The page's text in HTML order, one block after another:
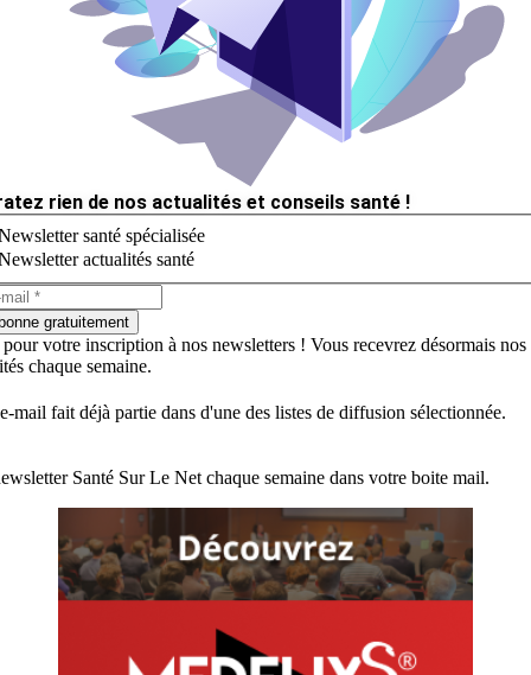
rien de nos actualités et conseils santé !
santé spécialisée
actualités santé
gratuitement
votre inscription à nos newsletters ! Vous recevrez désormais nos
chaque semaine.
mail fait déjà partie dans d'une des listes de diffusion sélectionnée.
Santé Sur Le Net chaque semaine dans votre boite mail.